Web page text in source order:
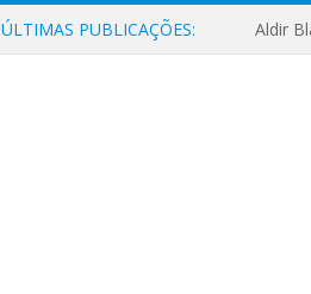
ÚLTIMAS PUBLICAÇÕES: Aldir